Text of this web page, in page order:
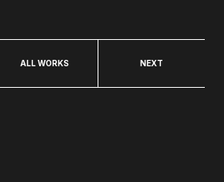
ALL WORKS NEXT